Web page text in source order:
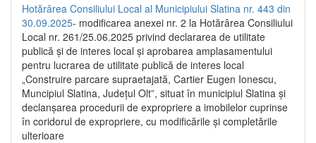
Hotărârea Consiliului Local al Municipiului Slatina nr. 443 din
30.09.2025- modificarea anexei nr. 2 la Hotărârea Consiliului
Local nr. 261/25.06.2025 privind declararea de utilitate
publică şi de interes local şi aprobarea amplasamentului
pentru lucrarea de utilitate publică de interes local
„Construire parcare supraetajată, Cartier Eugen Ionescu,
Muncipiul Slatina, Judeţul Olt”, situat în municipiul Slatina şi
declanşarea procedurii de expropriere a imobilelor cuprinse
în coridorul de expropriere, cu modificările şi completările
ulterioare